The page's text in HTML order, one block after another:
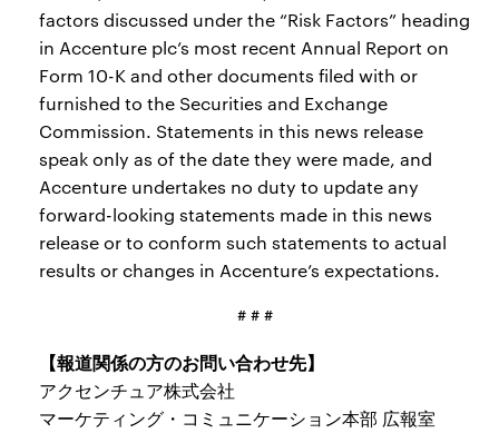
factors discussed under the “Risk Factors” heading
in Accenture plc’s most recent Annual Report on
Form 10-K and other documents filed with or
furnished to the Securities and Exchange
Commission. Statements in this news release
speak only as of the date they were made, and
Accenture undertakes no duty to update any
forward-looking statements made in this news
release or to conform such statements to actual
results or changes in Accenture’s expectations.
# # #
【報道関係の方のお問い合わせ先】
アクセンチュア株式会社
マーケティング・コミュニケーション本部 広報室